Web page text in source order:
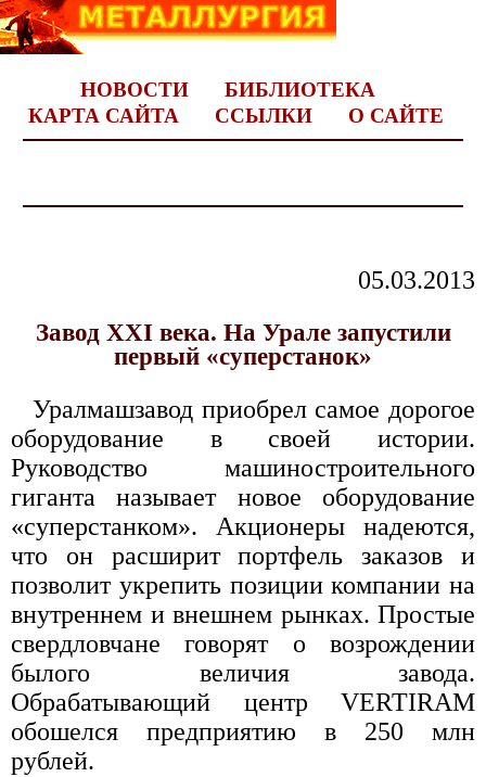
НОВОСТИ
БИБЛИОТЕКА
КАРТА САЙТА
ССЫЛКИ О САЙТЕ
05.03.2013
Завод XXI века. На Урале запустили
первый «суперстанок»
Уралмашзавод приобрел самое дорогое
оборудование в своей истории.
Руководство машиностроительного
гиганта называет новое оборудование
«суперстанком». Акционеры надеются,
что он расширит портфель заказов и
позволит укрепить позиции компании на
внутреннем и внешнем рынках. Простые
свердловчане говорят о возрождении
былого величия завода.
Обрабатывающий центр VERTIRAM
обошелся предприятию в 250 млн
рублей.